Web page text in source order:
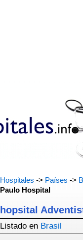
Hospitales -> Países ->
Paulo Hospital
hopsital
Listado en Brasil